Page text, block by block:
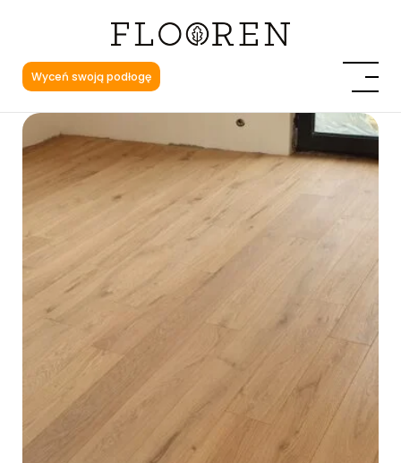
Wyceń swoją podłogę